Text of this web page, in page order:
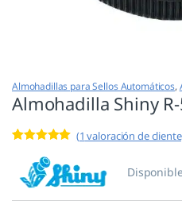
Almohadillas para Sellos Automáticos,
Almohadilla Shiny
de 5 en
base a
valoración de
(1 valoración de